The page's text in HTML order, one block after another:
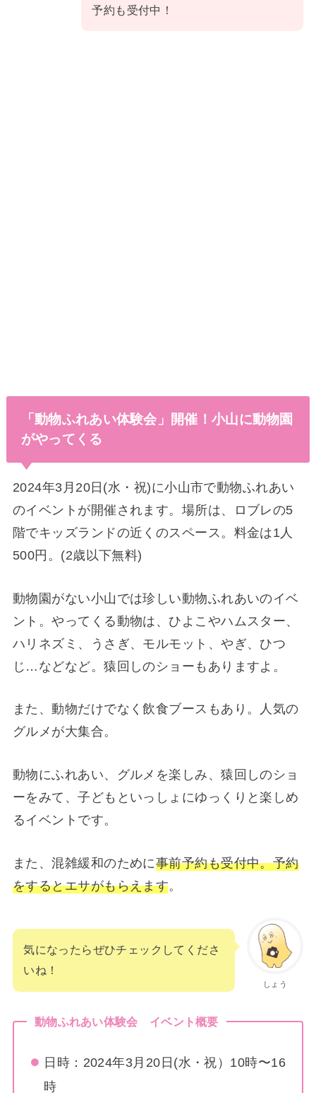
予約も受付中！
「動物ふれあい体験会」開催！小山に動物園
がやってくる
2024年3月20日(水・祝)に小山市で動物ふれあい
のイベントが開催されます。場所は、ロブレの5
階でキッズランドの近くのスペース。料金は1人
500円。(2歳以下無料)
動物園がない小山では珍しい動物ふれあいのイベ
ント。やってくる動物は、ひよこやハムスター、
ハリネズミ、うさぎ、モルモット、やぎ、ひつ
じ…などなど。猿回しのショーもありますよ。
また、動物だけでなく飲食ブースもあり。人気の
グルメが大集合。
動物にふれあい、グルメを楽しみ、猿回しのショ
ーをみて、子どもといっしょにゆっくりと楽しめ
るイベントです。
また、混雑緩和のために事前予約も受付中。予約
をするとエサがもらえます。
しょう
気になったらぜひチェックしてくださ
いね！
動物ふれあい体験会 イベント概要
日時：2024年3月20日(水・祝）10時〜16
時